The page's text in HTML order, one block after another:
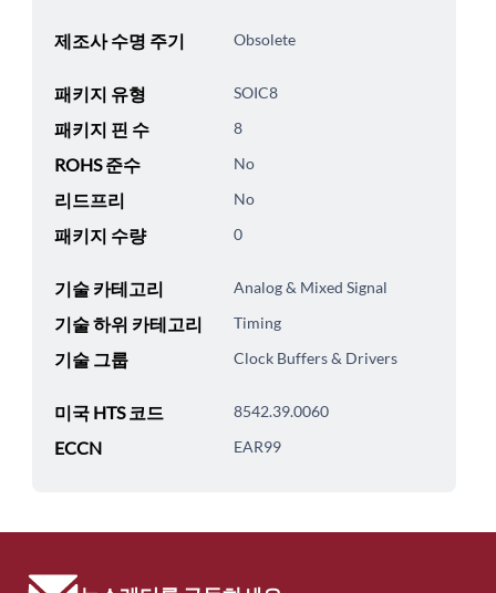
제조사 수명 주기 Obsolete
패키지 유형 SOIC8
패키지 핀 수 8
ROHS 준수 No
리드프리 No
패키지 수량 0
기술 카테고리 Analog & Mixed Signal
기술 하위 카테고리 Timing
기술 그룹 Clock Buffers & Drivers
미국 HTS 코드 8542.39.0060
ECCN EAR99